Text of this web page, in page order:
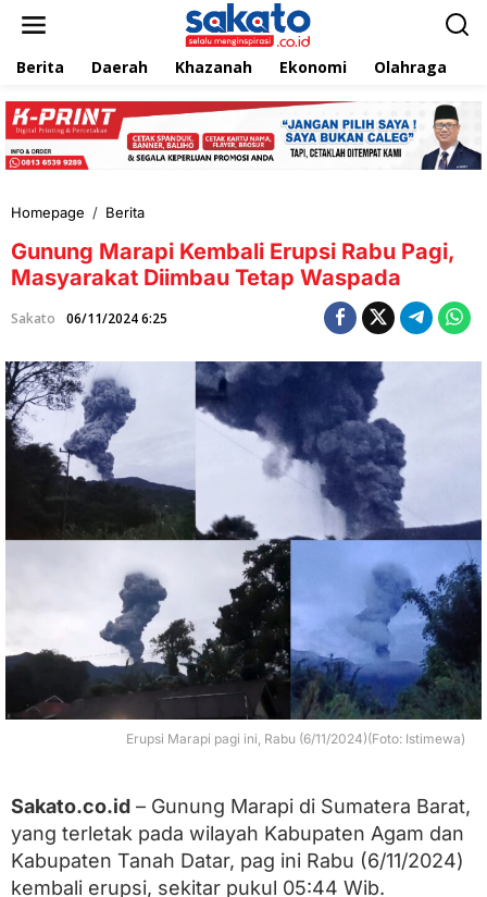
e
k
Berita Daerah Khazanah Ekonomi Olahraga
Homepage / Berita
n
u
n
g
m
l
E
r
u
p
s
i
a
b
i
,
M
Gunung Marapi Kembali Erupsi Rabu Pagi,
Masyarakat Diimbau Tetap Waspada
Sakato 06/11/2024 6:25
Erupsi Marapi pagi ini, Rabu (6/11/2024)(Foto: Istimewa)
Sakato.co.id – Gunung Marapi di Sumatera Barat,
yang terletak pada wilayah Kabupaten Agam dan
Kabupaten Tanah Datar, pag ini Rabu (6/11/2024)
kembali erupsi, sekitar pukul 05:44 Wib.